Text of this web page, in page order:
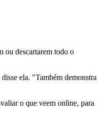
ou descartarem todo o
ela. "Também demonstra
o que veem online, para